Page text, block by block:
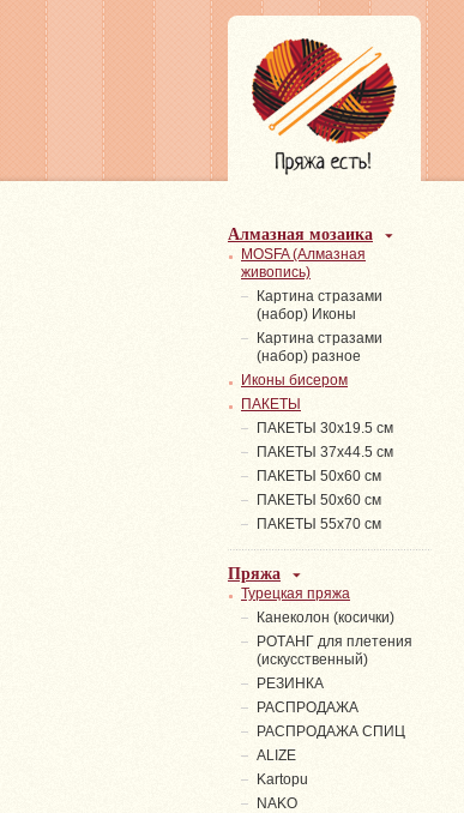
Алмазная мозаика
MOSFA (Алмазная
живопись)
Картина стразами
(набор) Иконы
Картина стразами
(набор) разное
Иконы бисером
ПАКЕТЫ
ПАКЕТЫ 30х19.5 см
ПАКЕТЫ 37х44.5 см
ПАКЕТЫ 50х60 см
ПАКЕТЫ 50х60 см
ПАКЕТЫ 55х70 см
Пряжа
Турецкая пряжа
Канеколон (косички)
РОТАНГ для плетения
(искусственный)
PЕЗИНКА
РАСПРОДАЖА
РАСПРОДАЖА СПИЦ
ALIZE
Kartopu
NAKO